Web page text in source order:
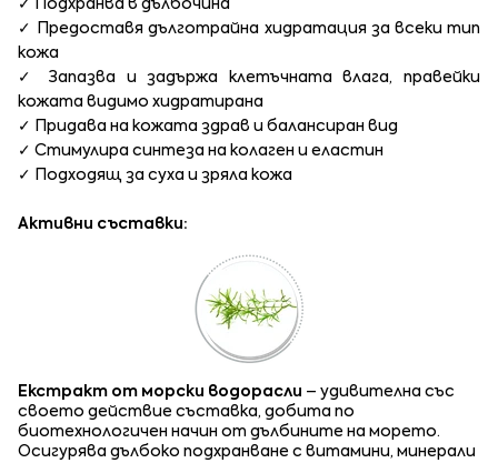
✓ Подхранва в дълбочина
✓ Предоставя дълготрайна хидратация за всеки тип
кожа
✓ Запазва и задържа клетъчната влага, правейки
кожата видимо хидратирана
✓ Придава на кожата здрав и балансиран вид
✓ Стимулира синтеза на колаген и еластин
✓ Подходящ за суха и зряла кожа
Активни съставки:
Екстракт от морски водорасли – удивителна със
своето действие съставка, добита по
биотехнологичен начин от дълбините на морето.
Осигурява дълбоко подхранване с витамини, минерали